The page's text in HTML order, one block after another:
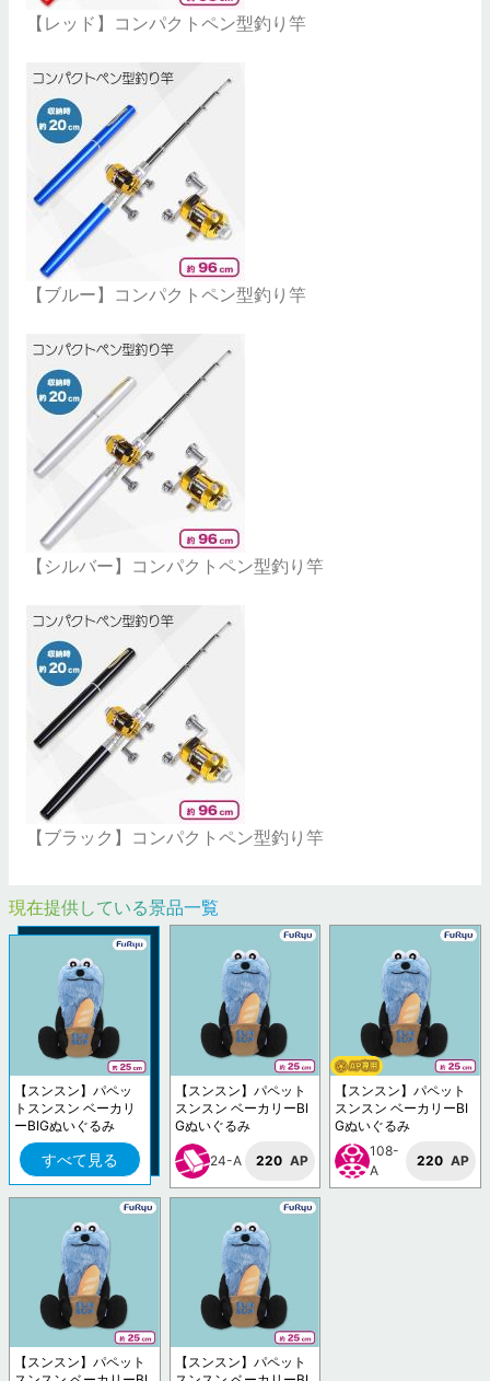
【レッド】コンパクトペン型釣り竿
【ブルー】コンパクトペン型釣り竿
【シルバー】コンパクトペン型釣り竿
【ブラック】コンパクトペン型釣り竿
現在提供している景品一覧
【スンスン】パペッ
トスンスン ベーカリ
ーBIGぬいぐるみ
すべて見る
【スンスン】パペット
スンスン ベーカリーBI
Gぬいぐるみ
24-A 220 AP
【スンスン】パペット
スンスン ベーカリーBI
Gぬいぐるみ
108-
A
220 AP
【スンスン】パペット
【スンスン】パペット